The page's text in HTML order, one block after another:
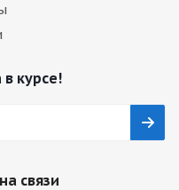
в курсе!
связи